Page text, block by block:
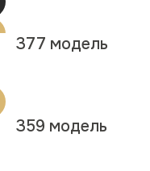
377 модель
359 модель